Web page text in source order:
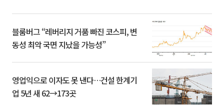
블룸버그 “레버리지 거품 빠진 코스피, 변
동성 최악 국면 지났을 가능성”
영업익으로 이자도 못 낸다…건설 한계기
업 5년 새 62→173곳